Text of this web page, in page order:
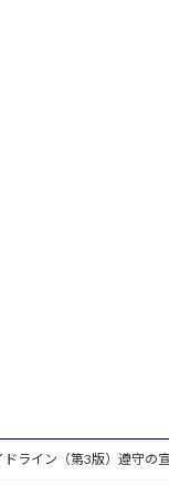
ライン（第3版）遵守の